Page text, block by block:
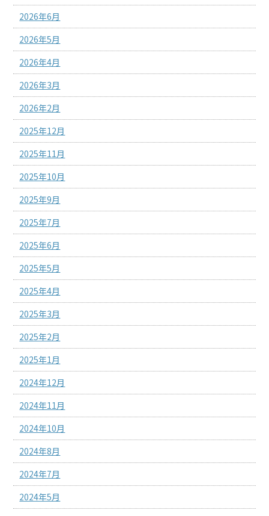
2026年6月
2026年5月
2026年4月
2026年3月
2026年2月
2025年12月
2025年11月
2025年10月
2025年9月
2025年7月
2025年6月
2025年5月
2025年4月
2025年3月
2025年2月
2025年1月
2024年12月
2024年11月
2024年10月
2024年8月
2024年7月
2024年5月